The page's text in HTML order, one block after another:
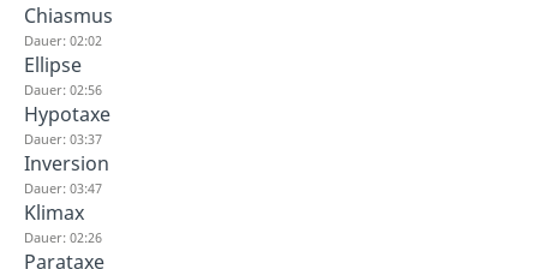
Chiasmus
Dauer: 02:02
Ellipse
Dauer: 02:56
Hypotaxe
Dauer: 03:37
Inversion
Dauer: 03:47
Klimax
Dauer: 02:26
Parataxe